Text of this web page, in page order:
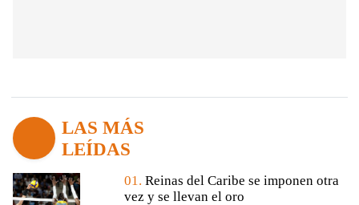
LAS MÁS
LEÍDAS
01. Reinas del Caribe se imponen otra
vez y se llevan el oro